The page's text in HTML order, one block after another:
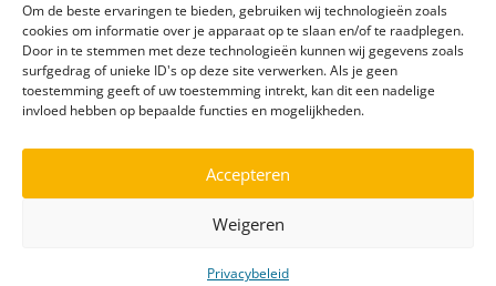
Om de beste ervaringen te bieden, gebruiken wij technologieën zoals
cookies om informatie over je apparaat op te slaan en/of te raadplegen.
Door in te stemmen met deze technologieën kunnen wij gegevens zoals
surfgedrag of unieke ID's op deze site verwerken. Als je geen
toestemming geeft of uw toestemming intrekt, kan dit een nadelige
invloed hebben op bepaalde functies en mogelijkheden.
Accepteren
Weigeren
Privacybeleid
▶